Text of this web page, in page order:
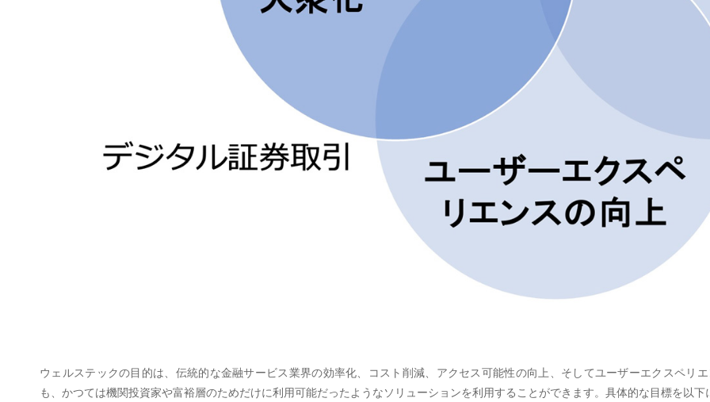
ウェルステックの目的は、伝統的な金融サービス業界の効率化、コスト削減、アクセス可能性の向上、そしてユーザーエクスペリ
も、かつては機関投資家や富裕層のためだけに利用可能だったようなソリューションを利用することができます。具体的な目標を以